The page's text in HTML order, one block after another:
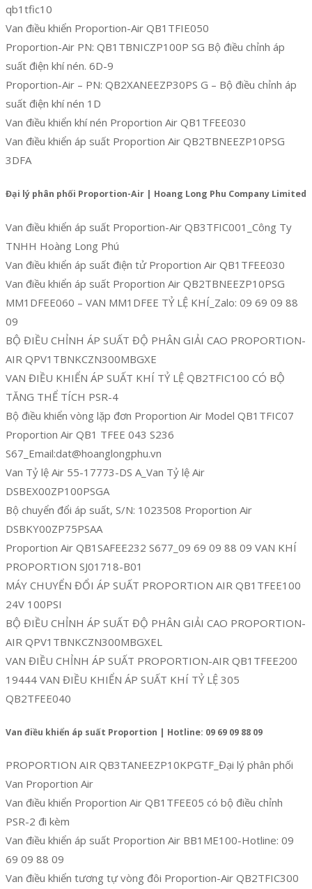
qb1tfic10
Van điều khiển Proportion-Air QB1TFIE050
Proportion-Air PN: QB1TBNICZP100P SG Bộ điều chỉnh áp
suất điện khí nén. 6D-9
Proportion-Air – PN: QB2XANEEZP30PS G – Bộ điều chỉnh áp
suất điện khí nén 1D
Van điều khiển khí nén Proportion Air QB1TFEE030
Van điều khiển áp suất Proportion Air QB2TBNEEZP10PSG
3DFA
Đại lý phân phối Proportion-Air | Hoang Long Phu Company Limited
Van điều khiển áp suất Proportion-Air QB3TFIC001_Công Ty
TNHH Hoàng Long Phú
Van điều khiển áp suất điện tử Proportion Air QB1TFEE030
Van điều khiển áp suất Proportion Air QB2TBNEEZP10PSG
MM1DFEE060 – VAN MM1DFEE TỶ LỆ KHÍ_Zalo: 09 69 09 88
09
BỘ ĐIỀU CHỈNH ÁP SUẤT ĐỘ PHÂN GIẢI CAO PROPORTION-
AIR QPV1TBNKCZN300MBGXE
VAN ĐIỀU KHIỂN ÁP SUẤT KHÍ TỶ LỆ QB2TFIC100 CÓ BỘ
TĂNG THỂ TÍCH PSR-4
Bộ điều khiển vòng lặp đơn Proportion Air Model QB1TFIC07
Proportion Air QB1 TFEE 043 S236
S67_Email:dat@hoanglongphu.vn
Van Tỷ lệ Air 55-17773-DS A_Van Tỷ lệ Air
DSBEX00ZP100PSGA
Bộ chuyển đổi áp suất, S/N: 1023508 Proportion Air
DSBKY00ZP75PSAA
Proportion Air QB1SAFEE232 S677_09 69 09 88 09 VAN KHÍ
PROPORTION SJ01718-B01
MÁY CHUYỂN ĐỔI ÁP SUẤT PROPORTION AIR QB1TFEE100
24V 100PSI
BỘ ĐIỀU CHỈNH ÁP SUẤT ĐỘ PHÂN GIẢI CAO PROPORTION-
AIR QPV1TBNKCZN300MBGXEL
VAN ĐIỀU CHỈNH ÁP SUẤT PROPORTION-AIR QB1TFEE200
19444 VAN ĐIỀU KHIỂN ÁP SUẤT KHÍ TỶ LỆ 305
QB2TFEE040
Van điều khiển áp suất Proportion | Hotline: 09 69 09 88 09
PROPORTION AIR QB3TANEEZP10KPGTF_Đại lý phân phối
Van Proportion Air
Van điều khiển Proportion Air QB1TFEE05 có bộ điều chỉnh
PSR-2 đi kèm
Van điều khiển áp suất Proportion Air BB1ME100-Hotline: 09
69 09 88 09
Van điều khiển tương tự vòng đôi Proportion-Air QB2TFIC300